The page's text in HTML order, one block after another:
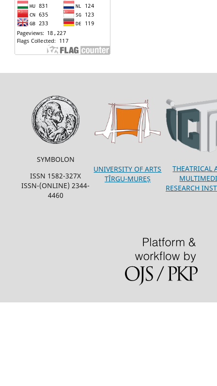
SYMBOLON
ISSN 1582-327X
ISSN-(ONLINE) 2344-
4460
UNIVERSITY OF ARTS
TÎRGU-MUREȘ
THEATRICAL
RESEARCH